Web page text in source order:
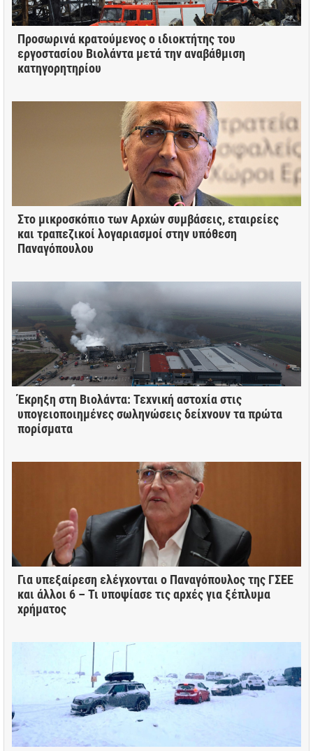
Προσωρινά κρατούμενος ο ιδιοκτήτης του
εργοστασίου Βιολάντα μετά την αναβάθμιση
κατηγορητηρίου
Στο μικροσκόπιο των Αρχών συμβάσεις, εταιρείες
και τραπεζικοί λογαριασμοί στην υπόθεση
Παναγόπουλου
Έκρηξη στη Βιολάντα: Τεχνική αστοχία στις
υπογειοποιημένες σωληνώσεις δείχνουν τα πρώτα
πορίσματα
Για υπεξαίρεση ελέγχονται ο Παναγόπουλος της ΓΣΕΕ
και άλλοι 6 – Τι υποψίασε τις αρχές για ξέπλυμα
χρήματος